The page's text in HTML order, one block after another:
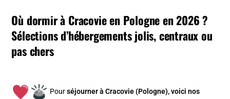
Où dormir à Cracovie en Pologne en 2026 ?
Sélections d’hébergements jolis, centraux ou
pas chers
Pourséjourner à Cracovie (Pologne), voici nos